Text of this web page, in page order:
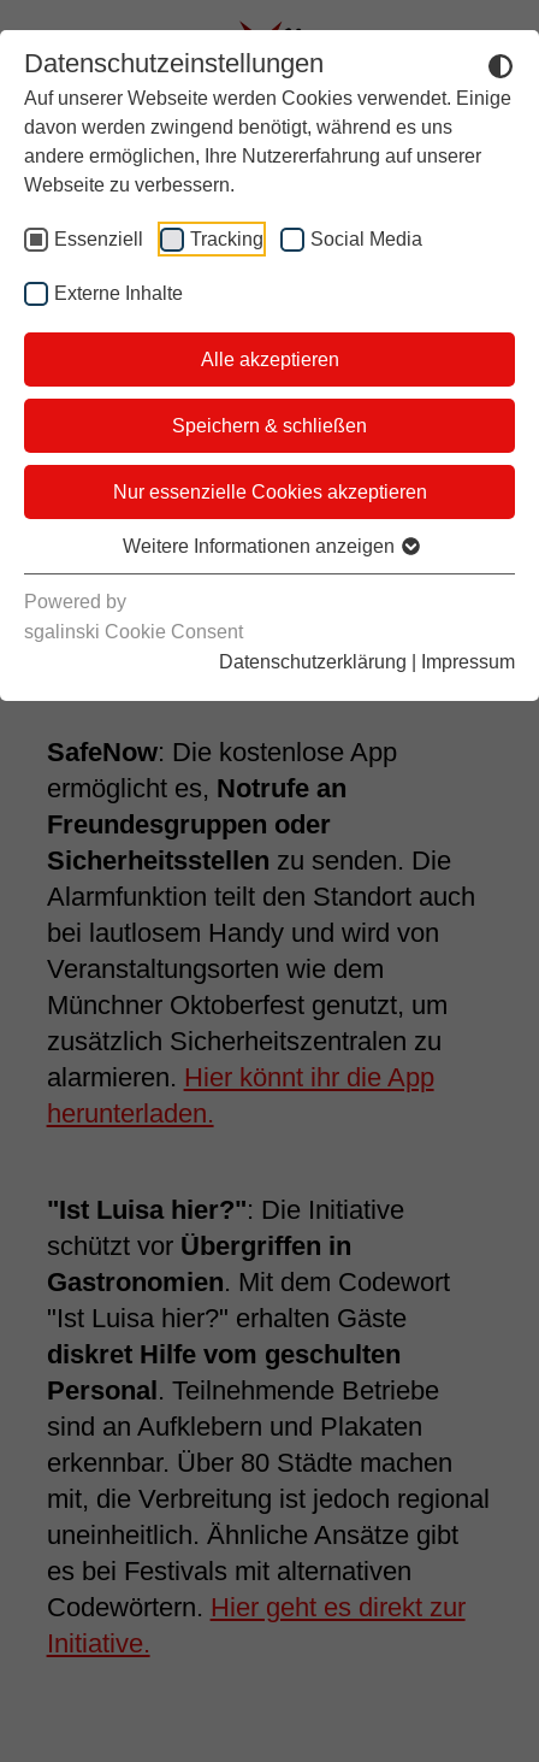
Datenschutzeinstellungen
Auf unserer Webseite werden Cookies verwendet. Einige
davon werden zwingend benötigt, während es uns
andere ermöglichen, Ihre Nutzererfahrung auf unserer
Webseite zu verbessern.
Essenziell Tracking Social Media
Externe Inhalte
Alle akzeptieren
Speichern & schließen
Nur essenzielle Cookies akzeptieren
Weitere Informationen anzeigen
Powered by
sgalinski Cookie Consent
Datenschutzerklärung
Impressum
Diese Tipps können euch
helfen!
SafeNow: Die kostenlose App
ermöglicht es, Notrufe an
Freundesgruppen oder
Sicherheitsstellen zu senden. Die
Alarmfunktion teilt den Standort auch
bei lautlosem Handy und wird von
Veranstaltungsorten wie dem
Münchner Oktoberfest genutzt, um
zusätzlich Sicherheitszentralen zu
alarmieren. Hier könnt ihr die App
herunterladen.
"Ist Luisa hier?": Die Initiative
schützt vor Übergriffen in
Gastronomien. Mit dem Codewort
"Ist Luisa hier?" erhalten Gäste
diskret Hilfe vom geschulten
Personal. Teilnehmende Betriebe
sind an Aufklebern und Plakaten
erkennbar. Über 80 Städte machen
mit, die Verbreitung ist jedoch regional
uneinheitlich. Ähnliche Ansätze gibt
es bei Festivals mit alternativen
Codewörtern. Hier geht es direkt zur
Initiative.
Aktuell
Rückblick
Über stern TV
Der Moderator
i&u Studios